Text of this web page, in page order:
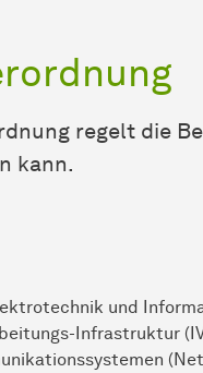
regelt die
kann.
und
Infrastruktur